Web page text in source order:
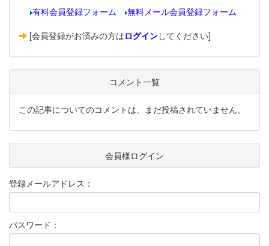
有料会員登録フォーム
無料メール会員登録フォーム
[会員登録がお済みの方はログインしてください]
コメント一覧
この記事についてのコメントは、まだ投稿されていません。
会員様ログイン
登録メールアドレス：
パスワード：